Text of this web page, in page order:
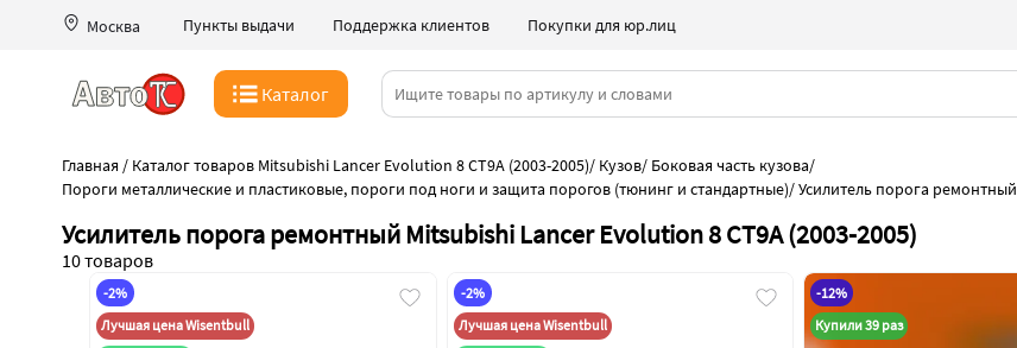
Москва Пункты выдачи Поддержка клиентов Покупки для юр.лиц
Каталог
Главная / Каталог товаров Mitsubishi Lancer Evolution 8 CT9A (2003-2005)/ Кузов/ Боковая часть кузова/
Пороги металлические и пластиковые, пороги под ноги и защита порогов (тюнинг и стандартные)/Усилитель порога ремонтный
Усилитель порога ремонтный Mitsubishi Lancer Evolution 8 CT9A (2003-2005)
10 товаров
-2%
Лучшая цена Wisentbull
-2%
Лучшая цена Wisentbull
-12%
Купили 39 раз